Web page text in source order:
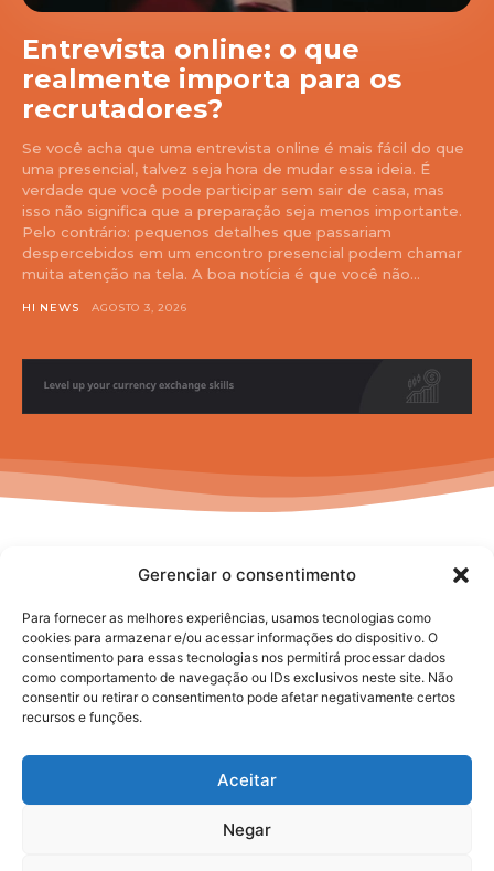
Gerenciar o consentimento
Para fornecer as melhores experiências, usamos tecnologias como
cookies para armazenar e/ou acessar informações do dispositivo. O
consentimento para essas tecnologias nos permitirá processar dados
como comportamento de navegação ou IDs exclusivos neste site. Não
consentir ou retirar o consentimento pode afetar negativamente certos
recursos e funções.
Aceitar
Negar
Entrevista online: o que
realmente importa para os
recrutadores?
Se você acha que uma entrevista online é mais fácil do que
uma presencial, talvez seja hora de mudar essa ideia. É
verdade que você pode participar sem sair de casa, mas
isso não significa que a preparação seja menos importante.
Pelo contrário: pequenos detalhes que passariam
despercebidos em um encontro presencial podem chamar
muita atenção na tela. A boa notícia é que você não...
HI NEWS AGOSTO 3, 2026
No posts to display